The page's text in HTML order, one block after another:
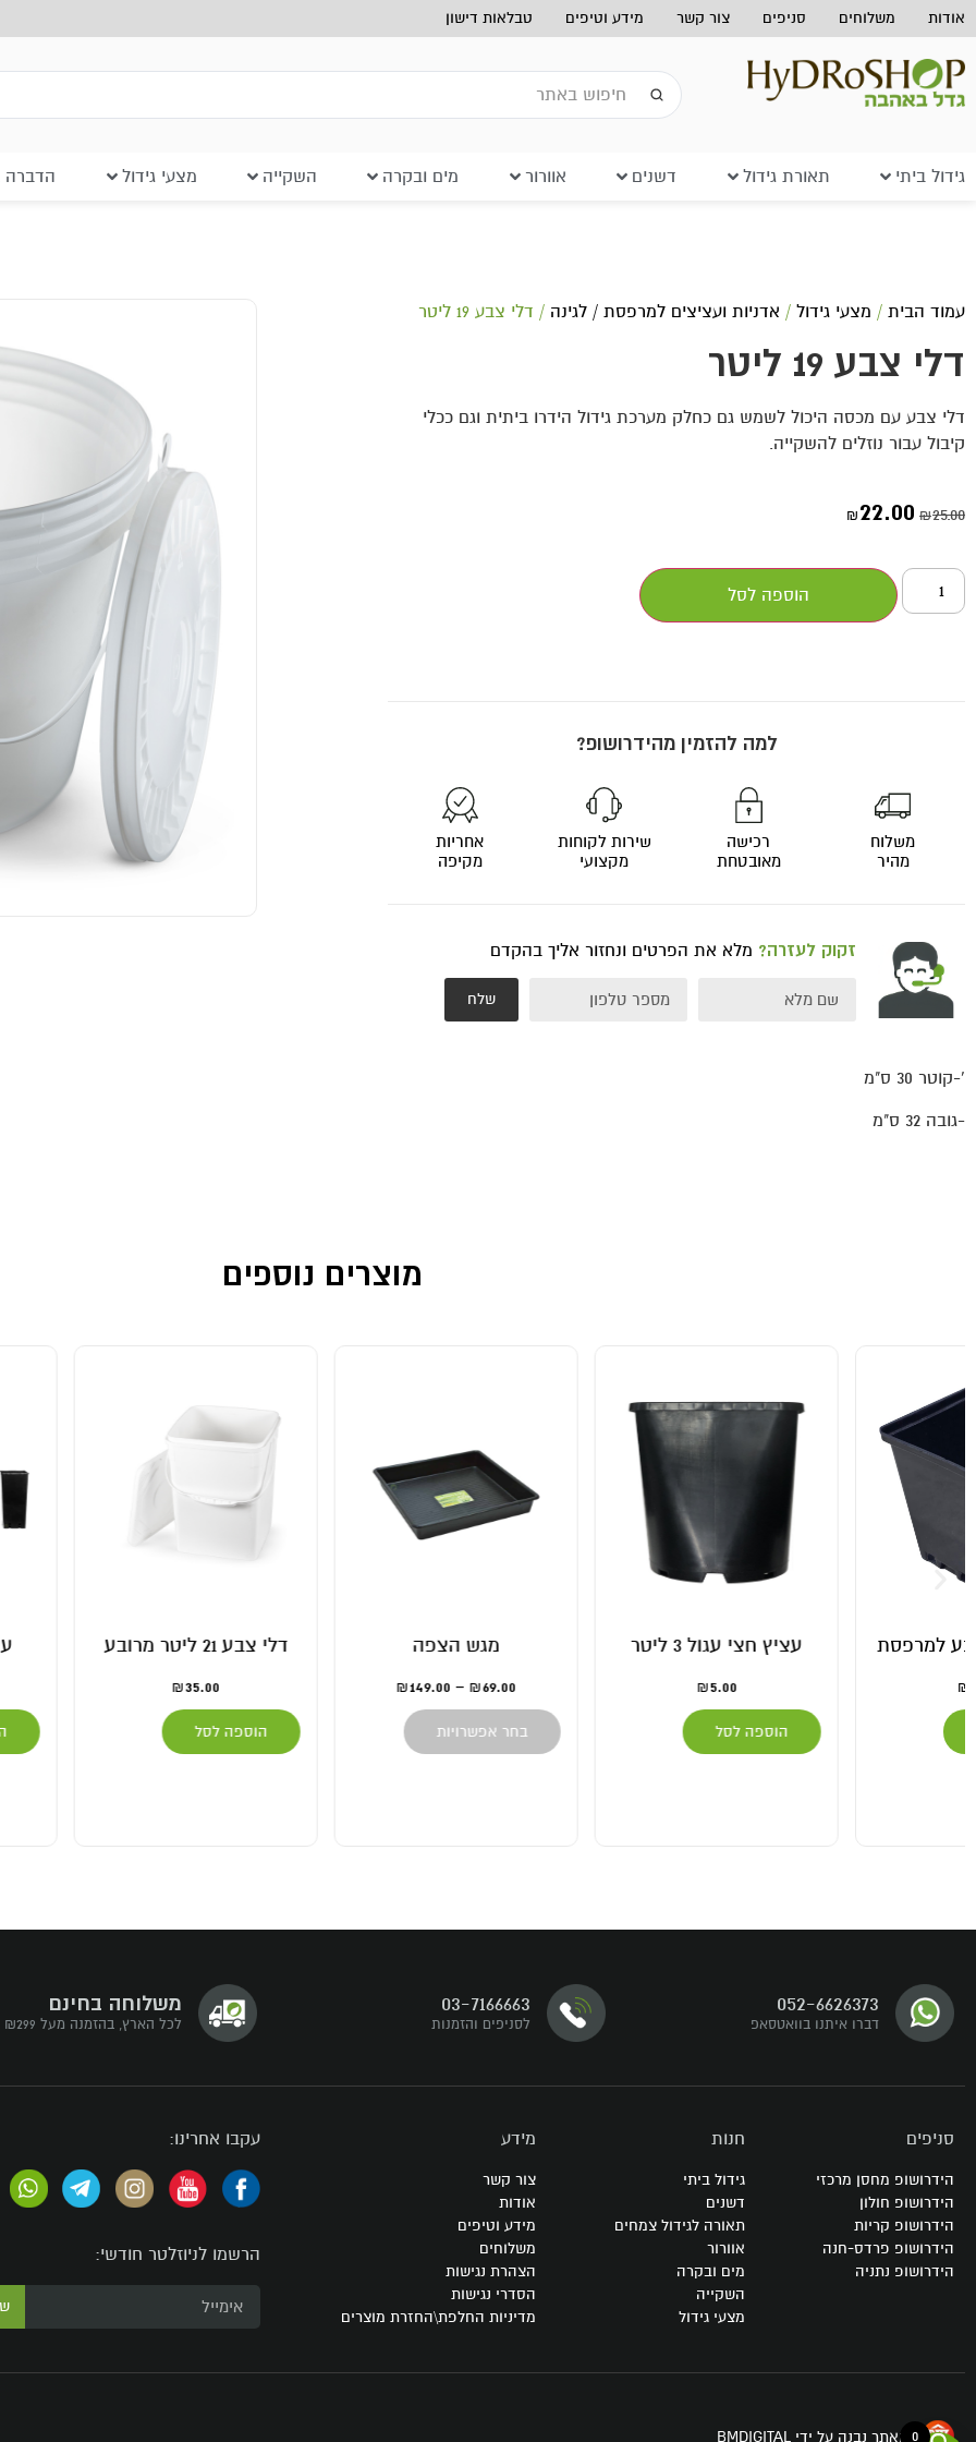
אודות משלוחים סניפים צור קשר מידע וטיפים טבלאות דישון
גידול ביתי תאורת גידול דשנים אוורור מים ובקרה השקייה מצעי גידול הדברה
עמוד הבית / מצעי גידול / אדניות ועציצים למרפסת / לגינה / דלי צבע 19 ליטר
דלי צבע 19 ליטר
דלי צבע עם מכסה היכול לשמש גם כחלק מערכת גידול הידרו ביתית וגם ככלי
קיבול עבור נוזלים להשקייה.
₪25.00
₪22.00
הוספה לסל
למה להזמין מהידרושופ?
משלוח
מהיר
רכישה
מאובטחת
שירות לקוחות
מקצועי
אחריות
מקיפה
זקוק לעזרה? מלא את הפרטים ונחזור אליך בהקדם
שלח
'-קוטר 30 ס"מ
-גובה 32 ס"מ
מוצרים נוספים
עציץ חצי עגול 3 ליטר דלי צבע 21 ליטר מרובע עציץ מרובע 11 ליטר
עקבו אחרינו
052-6626373
דברו איתנו בוואטסאפ
03-7166663
לסניפים והזמנות
משלוחה בחינם
לכל הארץ, בהזמנה מעל ₪299
סניפים
הידרושופ מחסן מרכזי
הידרושופ חולון
הידרושופ קריות
הידרושופ פרדס-חנה
הידרושופ נתניה
חנות
גידול ביתי
דשנים
תאורה לגידול צמחים
אוורור
מים ובקרה
השקייה
מצעי גידול
מידע
צור קשר
אודות
מידע וטיפים
משלוחים
הצהרת נגישות
הסדרי נגישות
מדיניות החלפת\החזרת מוצרים
עקבו אחרינו:
הרשמו לניוזלטר חודשי:
האתר נבנה על ידי BMDIGITAL 0